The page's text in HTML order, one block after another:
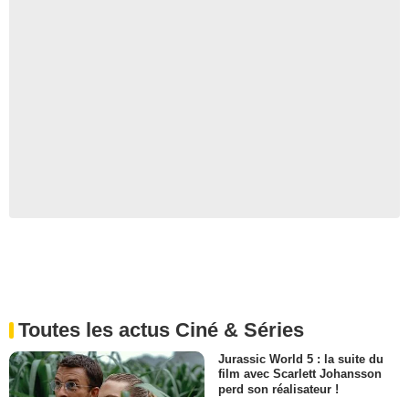
Toutes les actus Ciné & Séries
Jurassic World 5 : la suite du
film avec Scarlett Johansson
perd son réalisateur !